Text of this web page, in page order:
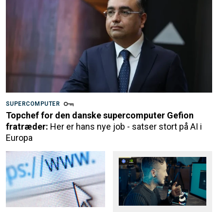
SUPERCOMPUTER
Topchef for den danske supercomputer Gefion
fratræder: Her er hans nye job - satser stort på AI i
Europa